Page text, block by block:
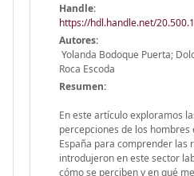
Handle:
https://hdl.handle.net/
Autores:
Yolanda Bodoque Puerta;
Roca Escoda
Resumen:
En este artículo exploramos
percepciones de los
España para comprender las
introdujeron en este sector
cómo se perciben y en qué